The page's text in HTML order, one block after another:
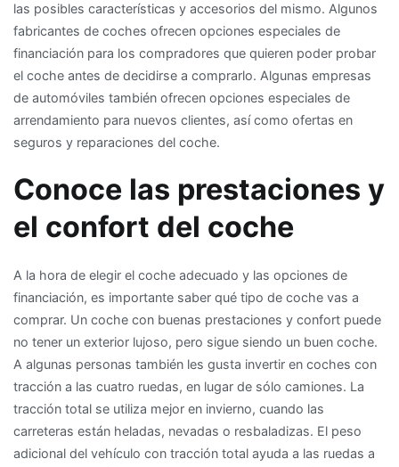
las posibles características y accesorios del mismo. Algunos
fabricantes de coches ofrecen opciones especiales de
financiación para los compradores que quieren poder probar
el coche antes de decidirse a comprarlo. Algunas empresas
de automóviles también ofrecen opciones especiales de
arrendamiento para nuevos clientes, así como ofertas en
seguros y reparaciones del coche.
Conoce las prestaciones y
el confort del coche
A la hora de elegir el coche adecuado y las opciones de
financiación, es importante saber qué tipo de coche vas a
comprar. Un coche con buenas prestaciones y confort puede
no tener un exterior lujoso, pero sigue siendo un buen coche.
A algunas personas también les gusta invertir en coches con
tracción a las cuatro ruedas, en lugar de sólo camiones. La
tracción total se utiliza mejor en invierno, cuando las
carreteras están heladas, nevadas o resbaladizas. El peso
adicional del vehículo con tracción total ayuda a las ruedas a